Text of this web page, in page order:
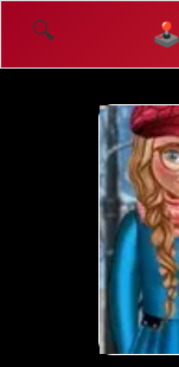
🕹️
🔍